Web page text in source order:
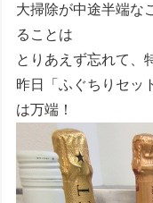
大掃除が中途半端な
ることは
とりあえず忘れて、
昨日「ふぐちりセッ
は万端！